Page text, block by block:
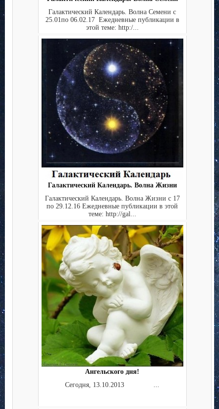
Галактический Календарь. Волна Семени с
25.01по 06.02.17 Ежедневные публикации в
этой теме: http:/...
Галактический Календарь. Волна Жизни
Галактический Календарь. Волна Жизни с 17
по 29.12.16 Ежедневные публикации в этой
теме: http://gal...
Ангельского дня!
Сегодня, 13.10.2013 ...